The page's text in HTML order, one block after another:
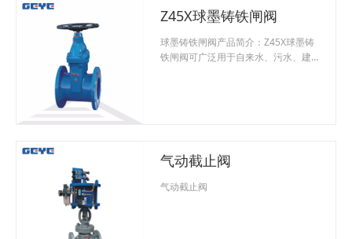
Z45X球墨铸铁闸阀
球墨铸铁闸阀产品简介：Z45X球墨铸
铁闸阀可广泛用于自来水、污水、建
强度试验（水）：Mpa2.4密封试验
气动截止阀
气动截止阀